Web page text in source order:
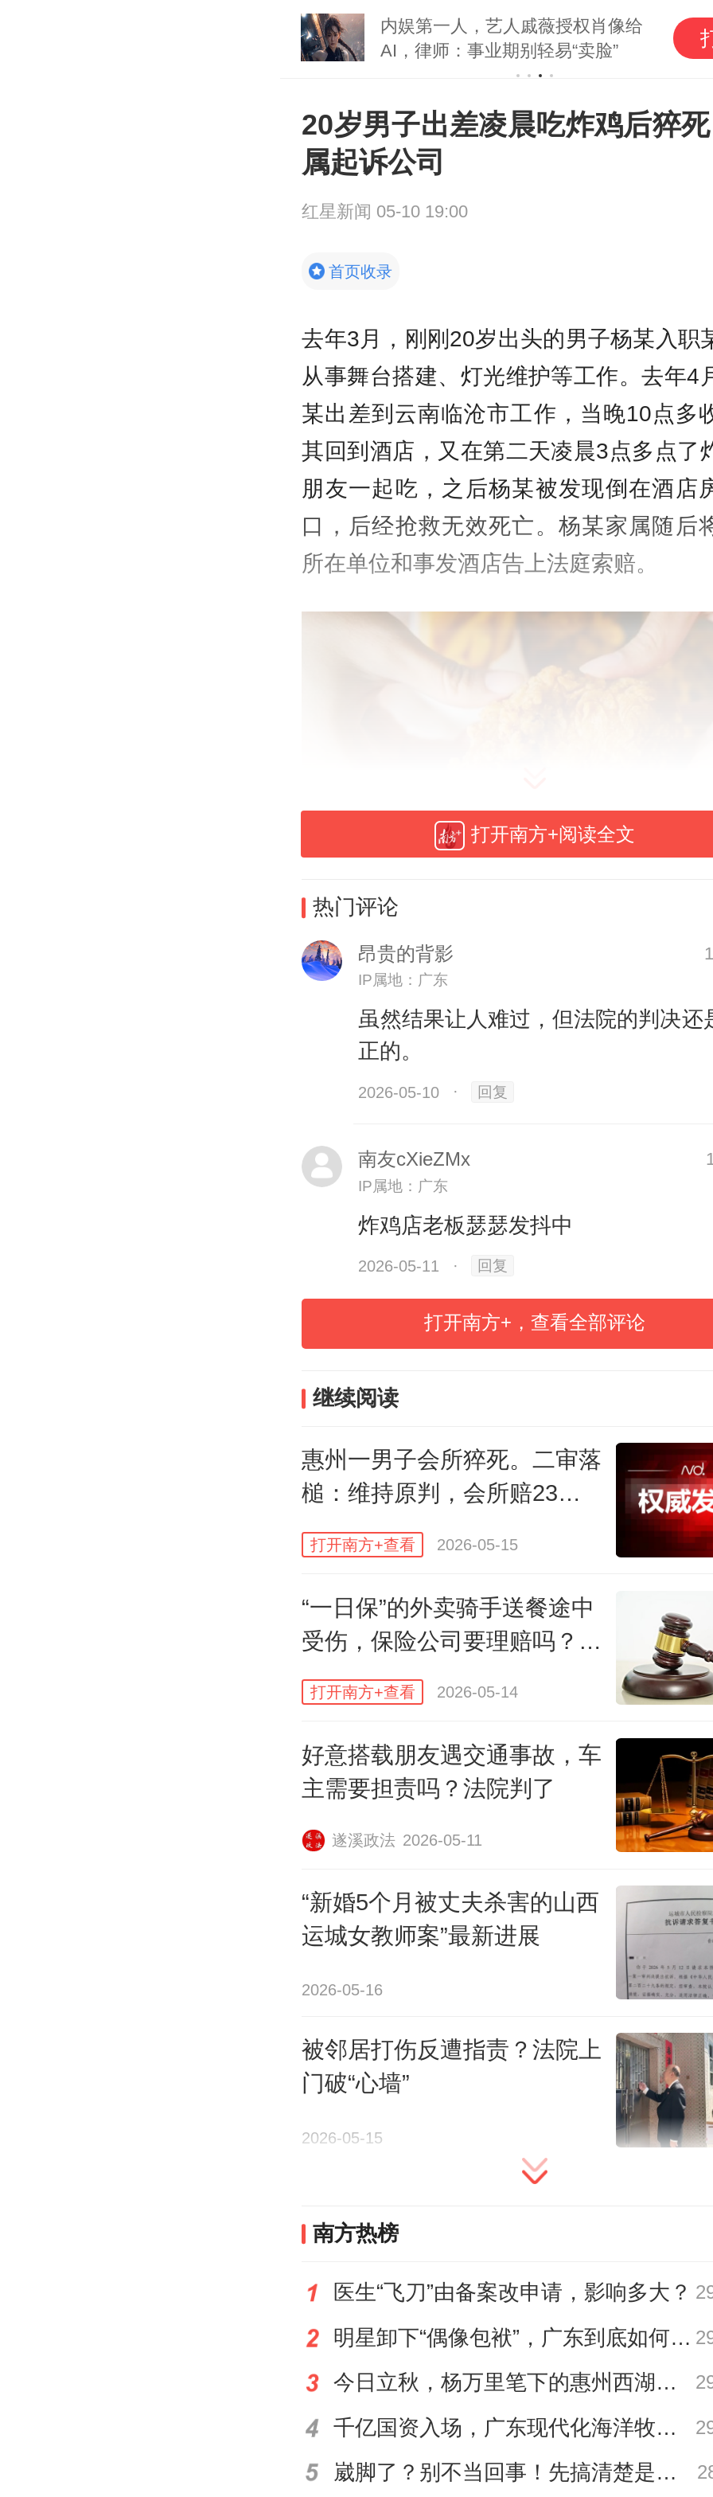
内娱第一人，艺人戚薇授权肖像给
AI，律师：事业期别轻易“卖脸”
20岁男子出差凌晨吃炸鸡后猝
属起诉公司
红星新闻 05-10 19:00
首页收录
去年3月，刚刚20岁出头的男子杨某入职
从事舞台搭建、灯光维护等工作。去年4
某出差到云南临沧市工作，当晚10点多
其回到酒店，又在第二天凌晨3点多点了
朋友一起吃，之后杨某被发现倒在酒店
口，后经抢救无效死亡。杨某家属随后
所在单位和事发酒店告上法庭索赔。
资料图据图虫创意，与新闻事件无关
中国裁判文书网近期公布此案判决书，
院云南省昌宁县人民法院审理后认为，
死属意外事件，其所在单位和事发酒店
元。
一审判决书显示，经法院认定，去年4月
被外派到勐海、临沧等地进行舞台搭
响、灯光维护服务相关工作。4月14日晚
左右，杨某收工后回酒店休息，次日凌
多，杨某点了外卖和同事一起吃，后杨
某倒在房间门口，后经120急救医生抢救
亡，医院诊断结论为“现场死亡查因（猝
他原因）”。随后临沧市公安局临翔分局
无他人加害迹象，其死亡可能系自身
致。
资料图据图虫创意，与新闻事件无关
杨某家属诉称，杨某作为公司员工，因
度劳累死亡，公司对杨某的死亡有过错
病后没有及时送医死亡，也有过错。二
于杨某死亡造成的损失，至少应该承担
求。
此外一审判决书显示，事发后杨某所在
向当地人社部门申请工伤认定，当地人
打开南方+阅读全文
热门评论
昂贵的背影
IP属地：广东
虽然结果让人难过，但法院的判决还
正的。
2026-05-10 · 回复
南友cXieZMx
IP属地：广东
炸鸡店老板瑟瑟发抖中
2026-05-11 · 回复
打开南方+，查看全部评论
继续阅读
惠州一男子会所猝死。二审落
槌：维持原判，会所赔23万
余元
打开南方+查看 2026-05-15
“一日保”的外卖骑手送餐途中
受伤，保险公司要理赔吗？法
院判了！
打开南方+查看 2026-05-14
好意搭载朋友遇交通事故，车
主需要担责吗？法院判了
遂溪政法 2026-05-11
“新婚5个月被丈夫杀害的山西
运城女教师案”最新进展
2026-05-16
被邻居打伤反遭指责？法院上
门破“心墙”
2026-05-15
南方热榜
医生“飞刀”由备案改申请，影响多大？
明星卸下“偶像包袱”，广东到底如何让人变松弛？ | 好看·南方号
今日立秋，杨万里笔下的惠州西湖，藏着岭南秋色｜二十四节气⑬
千亿国资入场，广东现代化海洋牧场建设进入2.0时代｜聊点政经事
崴脚了？别不当回事！先搞清楚是几级伤｜运动加油站